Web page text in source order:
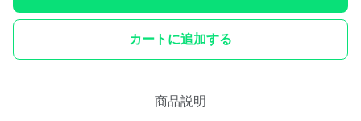
カートに追加する
商品説明